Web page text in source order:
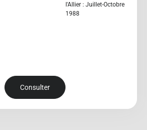
l'Allier : Juillet-Octobre
1988
Consulter